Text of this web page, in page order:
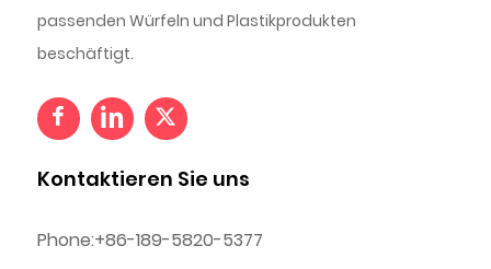
passenden Würfeln und Plastikprodukten
beschäftigt.
Kontaktieren Sie uns
Phone:+86-189-5820-5377